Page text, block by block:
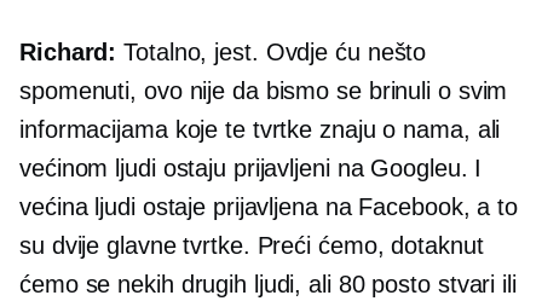
Richard: Totalno, jest. Ovdje ću nešto
spomenuti, ovo nije da bismo se brinuli o svim
informacijama koje te tvrtke znaju o nama, ali
većinom ljudi ostaju prijavljeni na Googleu. I
većina ljudi ostaje prijavljena na Facebook, a to
su dvije glavne tvrtke. Preći ćemo, dotaknut
ćemo se nekih drugih ljudi, ali 80 posto stvari ili